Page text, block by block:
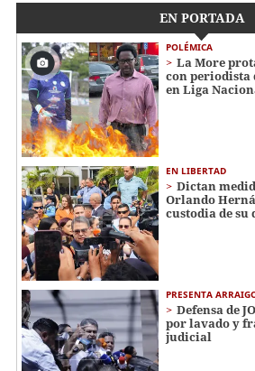
EN PORTADA
POLÉMICA
La More
con periodista
en Liga
EN LIBERTAD
Dictan
Orlando
custodia de su
PRESENTA
Defensa de
por lavado y
judicial